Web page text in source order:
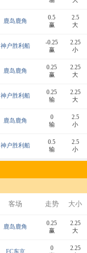
鹿岛鹿角
0.5
赢
2.5
大
神户胜利船
-0.25
赢
2.25
小
鹿岛鹿角
0.25
赢
2.25
大
神户胜利船
0.25
输
2.25
大
鹿岛鹿角
0
输
2.5
小
神户胜利船
0.5
输
2.5
小
客场 走势 大小
鹿岛鹿角
0.25
赢
2.25
大
FC东京
0
2.25